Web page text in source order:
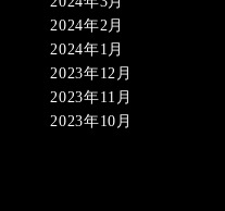
2024年2月
2024年1月
2023年12月
2023年11月
2023年10月